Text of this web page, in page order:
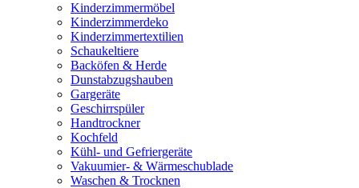
Kinderzimmermöbel
Kinderzimmerdeko
Kinderzimmertextilien
Schaukeltiere
Backöfen & Herde
Dunstabzugshauben
Gargeräte
Geschirrspüler
Handtrockner
Kochfeld
Kühl- und Gefriergeräte
Vakuumier- & Wärmeschublade
Waschen & Trocknen